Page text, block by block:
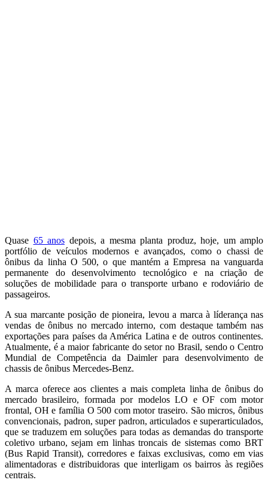
Quase 65 anos depois, a mesma planta produz, hoje, um amplo
portfólio de veículos modernos e avançados, como o chassi de
ônibus da linha O 500, o que mantém a Empresa na vanguarda
permanente do desenvolvimento tecnológico e na criação de
soluções de mobilidade para o transporte urbano e rodoviário de
passageiros.
A sua marcante posição de pioneira, levou a marca à líderança nas
vendas de ônibus no mercado interno, com destaque também nas
exportações para países da América Latina e de outros continentes.
Atualmente, é a maior fabricante do setor no Brasil, sendo o Centro
Mundial de Competência da Daimler para desenvolvimento de
chassis de ônibus Mercedes-Benz.
A marca oferece aos clientes a mais completa linha de ônibus do
mercado brasileiro, formada por modelos LO e OF com motor
frontal, OH e família O 500 com motor traseiro. São micros, ônibus
convencionais, padron, super padron, articulados e superarticulados,
que se traduzem em soluções para todas as demandas do transporte
coletivo urbano, sejam em linhas troncais de sistemas como BRT
(Bus Rapid Transit), corredores e faixas exclusivas, como em vias
alimentadoras e distribuidoras que interligam os bairros às regiões
centrais.